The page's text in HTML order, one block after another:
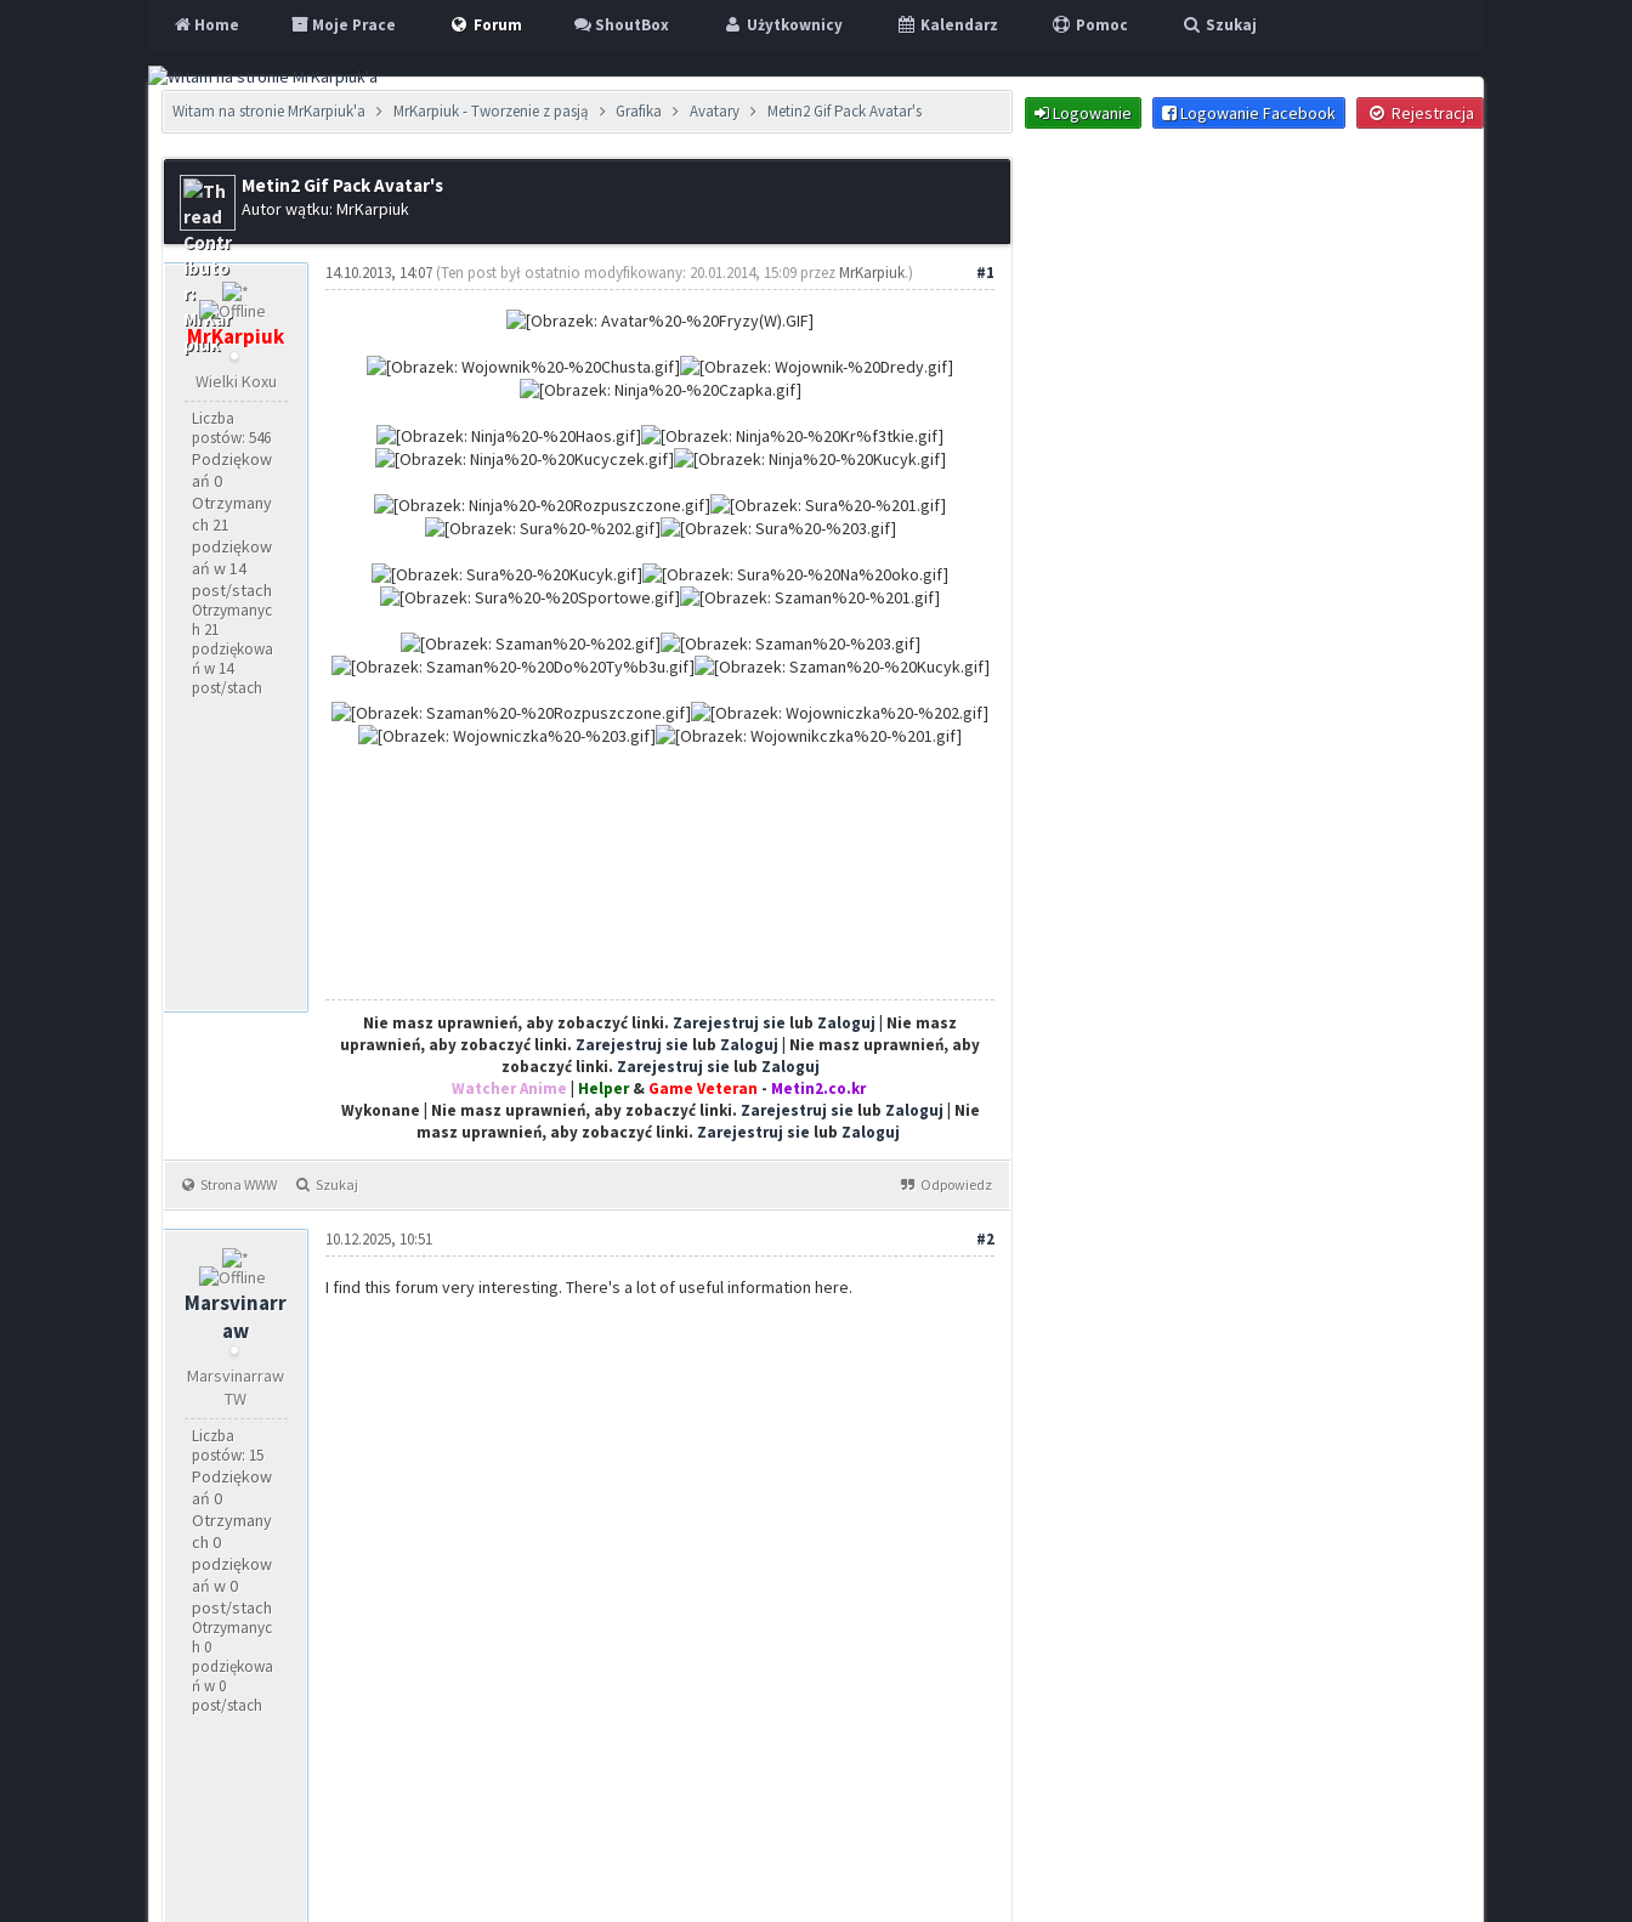
Home Moje Prace Forum ShoutBox Użytkownicy Kalendarz Pomoc Szukaj
Logowanie Logowanie Facebook Rejestracja
Witam na stronie MrKarpiuk'a MrKarpiuk - Tworzenie z pasją Grafika Avatary Metin2 Gif Pack Avatar's
Metin2 Gif Pack Avatar's
Autor wątku: MrKarpiuk
MrKarpiuk
Wielki Koxu
Liczba
postów: 546
Podziękow
ań 0
Otrzymany
ch 21
podziękow
ań w 14
post/stach
Otrzymanyc
h 21
podziękowa
ń w 14
post/stach
#1
14.10.2013, 14:07 (Ten post był ostatnio modyfikowany: 20.01.2014, 15:09 przez MrKarpiuk.)
Nie masz uprawnień, aby zobaczyć linki. Zarejestruj sie lub Zaloguj | Nie masz
uprawnień, aby zobaczyć linki. Zarejestruj sie lub Zaloguj | Nie masz uprawnień, aby
zobaczyć linki. Zarejestruj sie lub Zaloguj
Watcher Anime
Helper& Game Veteran - Metin2.co.kr
Wykonane | Nie masz uprawnień, aby zobaczyć linki. Zarejestruj sie lub Zaloguj | Nie
masz uprawnień, aby zobaczyć linki. Zarejestruj sie lub Zaloguj
Strona WWW Szukaj Odpowiedz
Marsvinarr
aw
Marsvinarraw
TW
Liczba
postów: 15
Podziękow
ań 0
Otrzymany
ch 0
podziękow
ań w 0
post/stach
Otrzymanyc
h 0
podziękowa
ń w 0
post/stach
#2
10.12.2025, 10:51
I find this forum very interesting. There's a lot of useful information here.